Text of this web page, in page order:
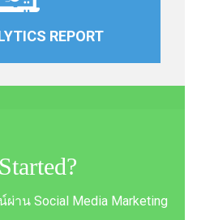
าน Social Media Marketing